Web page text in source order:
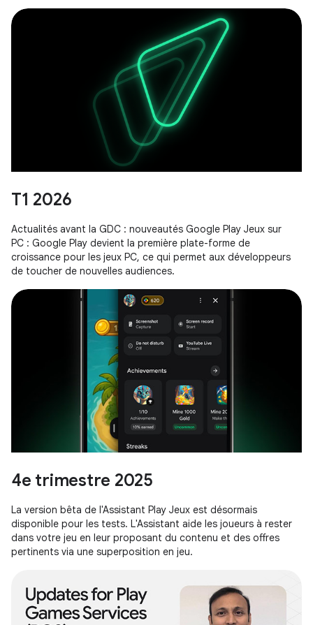
T1 2026
Actualités avant la GDC : nouveautés Google Play Jeux sur
PC : Google Play devient la première plate-forme de
croissance pour les jeux PC, ce qui permet aux développeurs
de toucher de nouvelles audiences.
4e trimestre 2025
La version bêta de l'Assistant Play Jeux est désormais
disponible pour les tests. L'Assistant aide les joueurs à rester
dans votre jeu en leur proposant du contenu et des offres
pertinents via une superposition en jeu.